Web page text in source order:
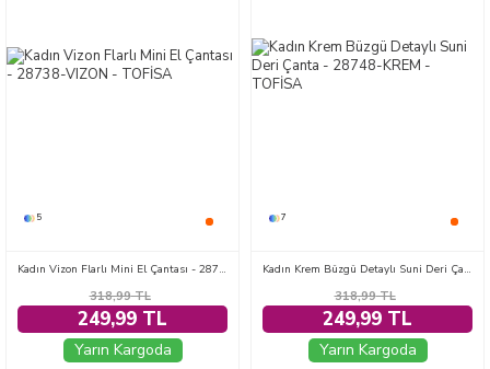
5
Kadın Vizon Flarlı Mini El Çantası - 28738-VIZON
318,99TL
249,99 TL
Yarın Kargoda
7
Kadın Krem Büzgü Detaylı Suni Deri Çanta - 28748-KREM
318,99TL
249,99 TL
Yarın Kargoda